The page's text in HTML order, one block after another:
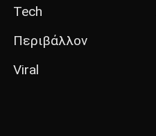
Tech
Περιβάλλον
Viral